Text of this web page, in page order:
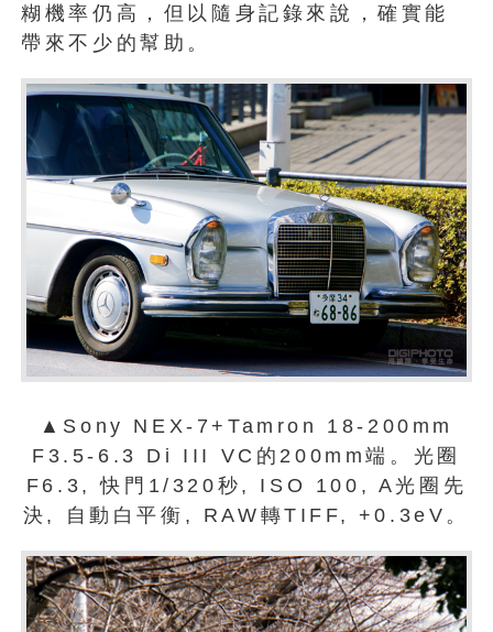
糊機率仍高，但以隨身記錄來說，確實能
帶來不少的幫助。
▲Sony NEX-7+Tamron 18-200mm
F3.5-6.3 Di III VC的200mm端。光圈
F6.3, 快門1/320秒, ISO 100, A光圈先
決, 自動白平衡, RAW轉TIFF, +0.3eV。